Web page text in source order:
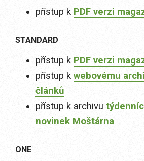
přístup k PDF verzi
STANDARD
přístup k PDF verzi
přístup k webovému
článků
přístup k archivu
novinek Moštárna
ONE